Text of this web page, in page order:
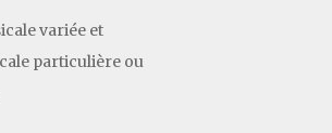
variée et
particulière ou